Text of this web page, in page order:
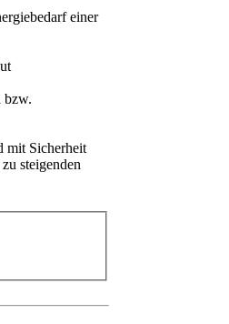
einer
bzw.
mit Sicherheit
steigenden